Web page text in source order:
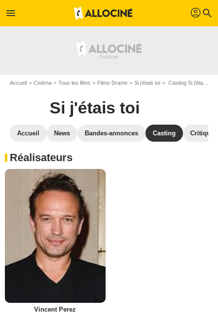
menu profil search
Accueil Cinéma Tous les films Films Drame Si j'étais toi Casting Si j'étais toi
Si j'étais toi
Accueil News Bandes-annonces Casting
Réalisateurs
Vincent Perez